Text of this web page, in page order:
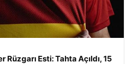
Rüzgarı Esti: Tahta Açıldı, 15